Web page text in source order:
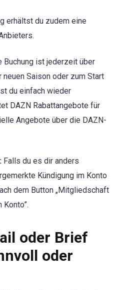
erhältst du zudem eine
Buchung ist jederzeit über
Saison oder zum Start
du einfach wieder
DAZN Rabattangebote für
Angebote über die DAZN-
Falls du es dir anders
Kündigung im Konto
dem Button „Mitgliedschaft
oder Brief
oder